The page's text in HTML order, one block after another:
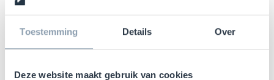
Toestemming Details Over
Deze website maakt gebruik van cookies
Tijdens het testen van dit label met
geselecteerde klanten in verschillende
verticale markten en geografische gebieden,
zagen we een consistente vermindering van